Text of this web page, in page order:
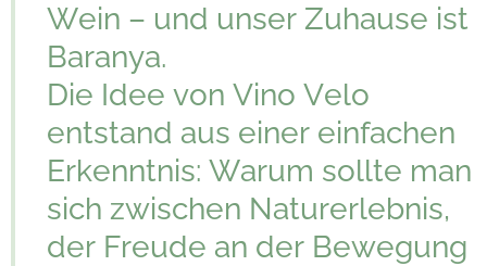
Wein – und unser Zuhause ist
Baranya.
Die Idee von Vino Velo
entstand aus einer einfachen
Erkenntnis: Warum sollte man
sich zwischen Naturerlebnis,
der Freude an der Bewegung